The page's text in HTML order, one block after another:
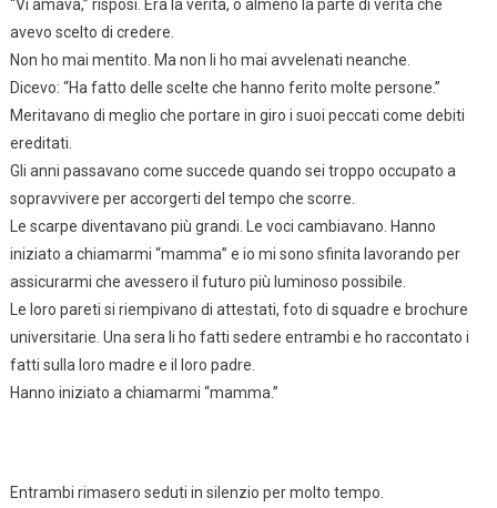
“Vi amava,” risposi. Era la verità, o almeno la parte di verità che
avevo scelto di credere.
Non ho mai mentito. Ma non li ho mai avvelenati neanche.
Dicevo: “Ha fatto delle scelte che hanno ferito molte persone.”
Meritavano di meglio che portare in giro i suoi peccati come debiti
ereditati.
Gli anni passavano come succede quando sei troppo occupato a
sopravvivere per accorgerti del tempo che scorre.
Le scarpe diventavano più grandi. Le voci cambiavano. Hanno
iniziato a chiamarmi “mamma” e io mi sono sfinita lavorando per
assicurarmi che avessero il futuro più luminoso possibile.
Le loro pareti si riempivano di attestati, foto di squadre e brochure
universitarie. Una sera li ho fatti sedere entrambi e ho raccontato i
fatti sulla loro madre e il loro padre.
Hanno iniziato a chiamarmi “mamma.”
Entrambi rimasero seduti in silenzio per molto tempo.